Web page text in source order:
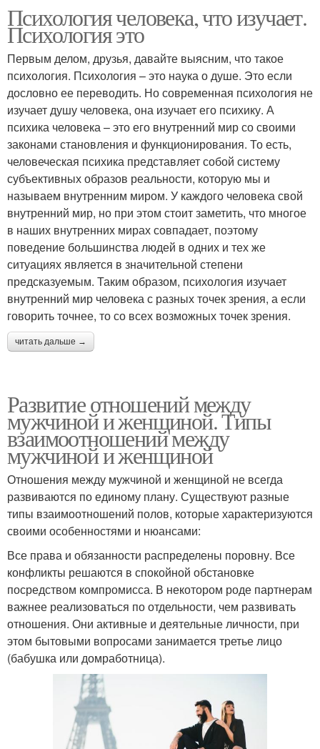
Психология человека, что изучает.
Психология это
Первым делом, друзья, давайте выясним, что такое
психология. Психология – это наука о душе. Это если
дословно ее переводить. Но современная психология не
изучает душу человека, она изучает его психику. А
психика человека – это его внутренний мир со своими
законами становления и функционирования. То есть,
человеческая психика представляет собой систему
субъективных образов реальности, которую мы и
называем внутренним миром. У каждого человека свой
внутренний мир, но при этом стоит заметить, что многое
в наших внутренних мирах совпадает, поэтому
поведение большинства людей в одних и тех же
ситуациях является в значительной степени
предсказуемым. Таким образом, психология изучает
внутренний мир человека с разных точек зрения, а если
говорить точнее, то со всех возможных точек зрения.
читать дальше →
Развитие отношений между
мужчиной и женщиной. Типы
взаимоотношений между
мужчиной и женщиной
Отношения между мужчиной и женщиной не всегда
развиваются по единому плану. Существуют разные
типы взаимоотношений полов, которые характеризуются
своими особенностями и нюансами:
Все права и обязанности распределены поровну. Все
конфликты решаются в спокойной обстановке
посредством компромисса. В некотором роде партнерам
важнее реализоваться по отдельности, чем развивать
отношения. Они активные и деятельные личности, при
этом бытовыми вопросами занимается третье лицо
(бабушка или домработница).